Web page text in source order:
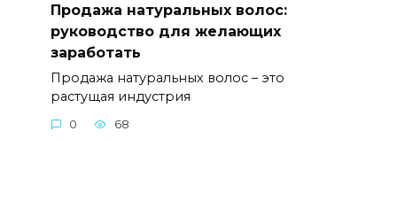
Продажа натуральных волос:
руководство для желающих
заработать
Продажа натуральных волос – это
растущая индустрия
0 68